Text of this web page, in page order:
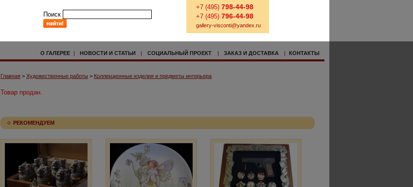
Поиск
+7 (495) 798-44-98
+7 (495) 796-44-98
gallery-visconti@yandex.ru
О ГАЛЕРЕЕ | НОВОСТИ И СТАТЬИ | СОЦИАЛЬНЫЙ ПРОЕКТ | ЗАКАЗ И ДОСТАВКА | КОНТАКТЫ
Главная > Художественные работы > Коллекционные изделия и предметы интерьера
Товар продан.
РЕКОМЕНДУЕМ